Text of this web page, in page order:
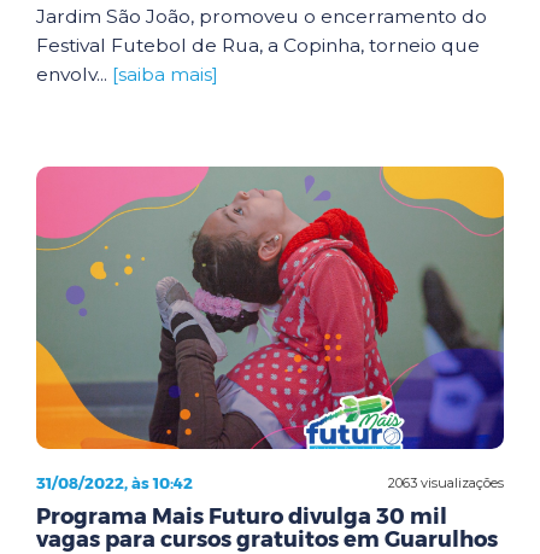
Jardim São João, promoveu o encerramento do
Festival Futebol de Rua, a Copinha, torneio que
envolv... [saiba mais]
2063 visualizações
31/08/2022, às 10:42
Programa Mais Futuro divulga 30 mil
vagas para cursos gratuitos em Guarulhos